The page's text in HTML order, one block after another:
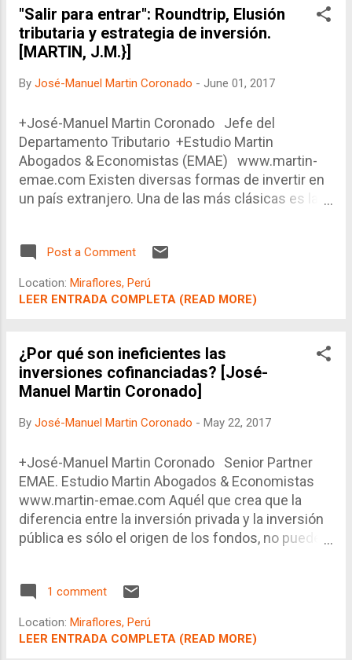
sistema de detracciones tiene más
de 10 años y, curiosamente, el
promotor original puede decirse que
fue el Presidente actual, en ese
entonces Ministro de Economía y
recuperación económica con déficit
fiscal, se optó por implementar este
sistema, a la vez que se
incrementaba el IGV en un punto
porcentual.
"Salir para entrar": Roundtrip, Elusión
tributaria y estrategia de inversión.
[MARTIN, J.M.}]
By José-Manuel Martin Coronado - June 01, 2017
+José-Manuel Martin Coronado Jefe del
Departamento Tributario +Estudio Martin
Abogados & Economistas (EMAE) www.martin-
emae.com Existen diversas formas de invertir en
un país extranjero. Una de las más clásicas es la
empresa nueva en Perú con socios extranjeros y
opción parecida es que el o los socios extranjero
no sean personas naturales sino personas
las entidades públicas no necesariamente llega a
declarar los "socios de los socios" de la empresa
inversora, estas se presumen extranjeras.
Post a Comment
Location: Miraflores, Perú
LEER ENTRADA COMPLETA (READ MORE)
¿Por qué son ineficientes las
inversiones cofinanciadas? [José-
Manuel Martin Coronado]
By José-Manuel Martin Coronado - May 22, 2017
+José-Manuel Martin Coronado Senior Partner
EMAE. Estudio Martin Abogados & Economistas
www.martin-emae.com Aquél que crea que la
diferencia entre la inversión privada y la inversión
pública es sólo el origen de los fondos, no puede
En otras palabras, las inversiones cofinanciadas
con dinero privado y 1-x% financiadas con dinero
público. Hay algo más. En primer lugar, la
1 comment
Location: Miraflores, Perú
LEER ENTRADA COMPLETA (READ MORE)